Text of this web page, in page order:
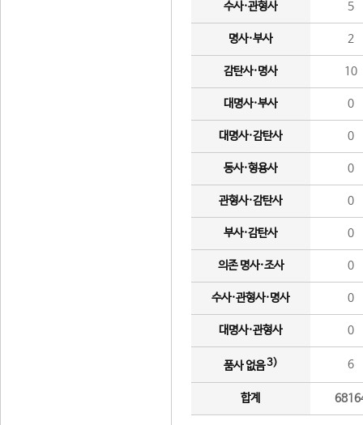
수사·관형사 5
명사·부사 2
감탄사·명사 10
대명사·부사 0
대명사·감탄사 0
동사·형용사 0
관형사·감탄사 0
부사·감탄사 0
의존 명사·조사 0
수사·관형사·명사 0
대명사·관형사 0
품사 없음3) 6
합계